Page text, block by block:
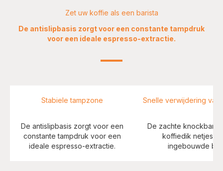
Zet uw koffie als een barista
De antislipbasis zorgt voor een constante tampdruk
voor een ideale espresso-extractie.
Stabiele tampzone
De antislipbasis zorgt voor een
constante tampdruk voor een
ideale espresso-extractie.
Snelle verwijdering van
De zachte knockbar
koffiedik netjes in
ingebouwde